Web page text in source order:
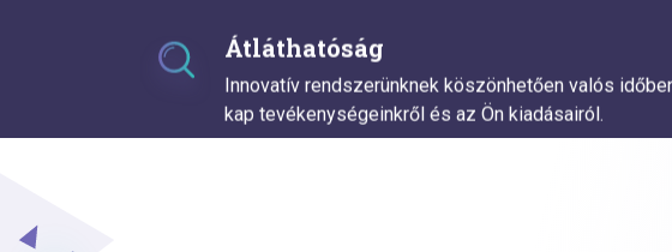
Átláthatóság
Innovatív rendszerünknek köszönhetően valós
kap tevékenységeinkről és az Ön kiadásairól.